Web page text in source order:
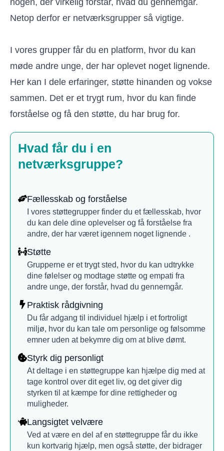
Netop derfor er netværksgrupper så vigtige.
I vores grupper får du en platform, hvor du kan
møde andre unge, der har oplevet noget lignende.
Her kan I dele erfaringer, støtte hinanden og vokse
sammen. Det er et trygt rum, hvor du kan finde
forståelse og få den støtte, du har brug for.
Hvad får du i en
netværksgruppe?
Fællesskab og forståelse
I vores støttegrupper finder du et fællesskab, hvor
du kan dele dine oplevelser og få forståelse fra
andre, der har været igennem noget lignende .
Støtte
Grupperne er et trygt sted, hvor du kan udtrykke
dine følelser og modtage støtte og empati fra
andre unge, der forstår, hvad du gennemgår.
Praktisk rådgivning
Du får adgang til individuel hjælp i et fortroligt
miljø, hvor du kan tale om personlige og følsomme
emner uden at bekymre dig om at blive dømt.
Styrk dig personligt
At deltage i en støttegruppe kan hjælpe dig med at
tage kontrol over dit eget liv, og det giver dig
styrken til at kæmpe for dine rettigheder og
muligheder.
Langsigtet velvære
Ved at være en del af en støttegruppe får du ikke
kun kortvarig hjælp, men også støtte, der bidrager